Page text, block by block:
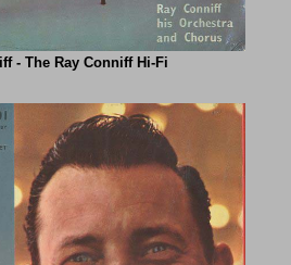
- The Ray Conniff Hi-Fi